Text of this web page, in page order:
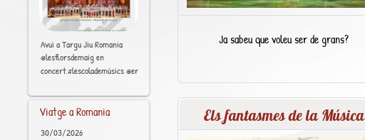
Avui a Targu Jiu Romania
@lesflorsdemaig en
concert.#lescolademúsics @erasmus_plus_projects #Barcelona #Raval
Viatge a Romania
30/03/2026
Ja sabeu que voleu ser de grans?
Els fantasmes de la Música